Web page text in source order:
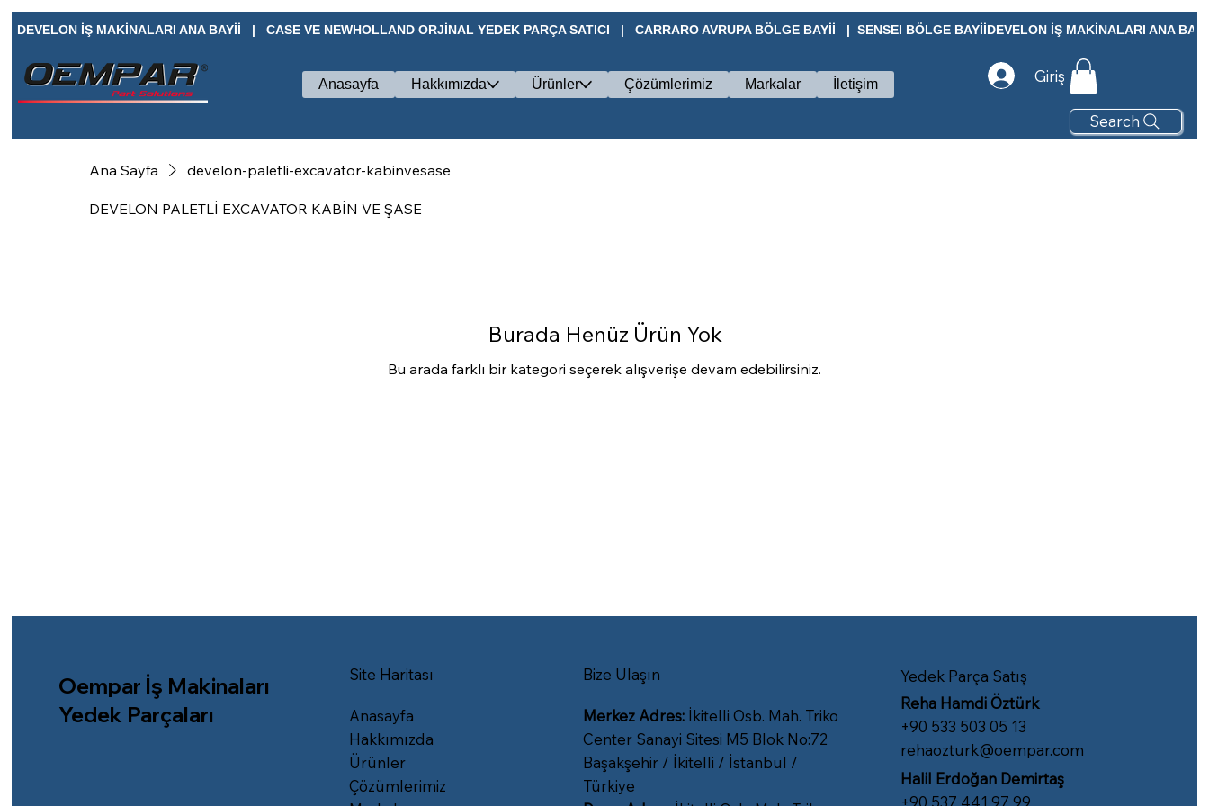
DEVELON İŞ MAKİNALARI ANA BAYİİ   |   CASE VE NEWHOLLAND ORJİNAL YEDEK PARÇA SATICI   |   CARRARO AVRUPA BÖLGE BAYİİ   |  SENSEI BÖLGE BAYİİ
Anasayfa Hakkımızda Ürünler Çözümlerimiz Markalar İletişim Giriş
Search
Ana Sayfa develon-paletli-excavator-kabinvesase
DEVELON PALETLİ EXCAVATOR KABİN VE ŞASE
Burada Henüz Ürün Yok
Bu arada farklı bir kategori seçerek alışverişe devam edebilirsiniz.
Oempar İş Makinaları
Yedek Parçaları
Site Haritası
Anasayfa
Hakkımızda
Ürünler
Çözümlerimiz
Bize Ulaşın
Merkez Adres: İkitelli Osb. Mah. Triko
Center Sanayi Sitesi M5 Blok No:72
Başakşehir / İkitelli / İstanbul /
Türkiye
Yedek Parça Satış
Reha Hamdi Öztürk
​+90 533 503 05 13
rehaozturk@oempar.com
Halil Erdoğan Demirtaş